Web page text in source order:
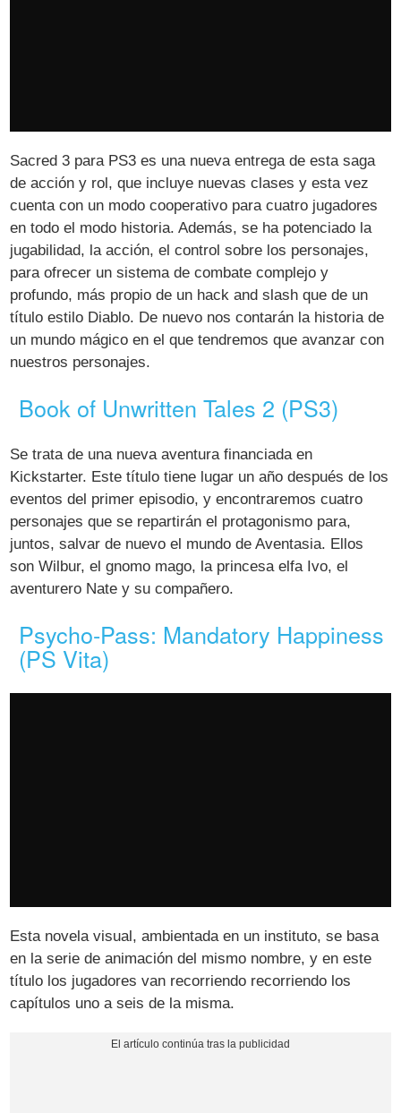
Sacred 3 para PS3 es una nueva entrega de esta saga
de acción y rol, que incluye nuevas clases y esta vez
cuenta con un modo cooperativo para cuatro jugadores
en todo el modo historia. Además, se ha potenciado la
jugabilidad, la acción, el control sobre los personajes,
para ofrecer un sistema de combate complejo y
profundo, más propio de un hack and slash que de un
título estilo Diablo. De nuevo nos contarán la historia de
un mundo mágico en el que tendremos que avanzar con
nuestros personajes.
Book of Unwritten Tales 2 (PS3)
Se trata de una nueva aventura financiada en
Kickstarter. Este título tiene lugar un año después de los
eventos del primer episodio, y encontraremos cuatro
personajes que se repartirán el protagonismo para,
juntos, salvar de nuevo el mundo de Aventasia. Ellos
son Wilbur, el gnomo mago, la princesa elfa Ivo, el
aventurero Nate y su compañero.
Psycho-Pass: Mandatory Happiness
(PS Vita)
Esta novela visual, ambientada en un instituto, se basa
en la serie de animación del mismo nombre, y en este
título los jugadores van recorriendo recorriendo los
capítulos uno a seis de la misma.